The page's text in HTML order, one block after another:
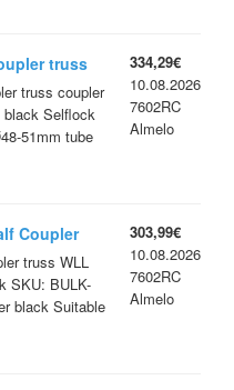
truss
Ø48-51mm
truss coupler
black Selflock
51mm tube
334,29€
10.08.2026
7602RC
Almelo
Coupler
51mm black
truss WLL
SKU: BULK-
black Suitable
303,99€
10.08.2026
7602RC
Almelo